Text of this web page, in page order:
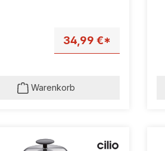
34,99 €*
Warenkorb